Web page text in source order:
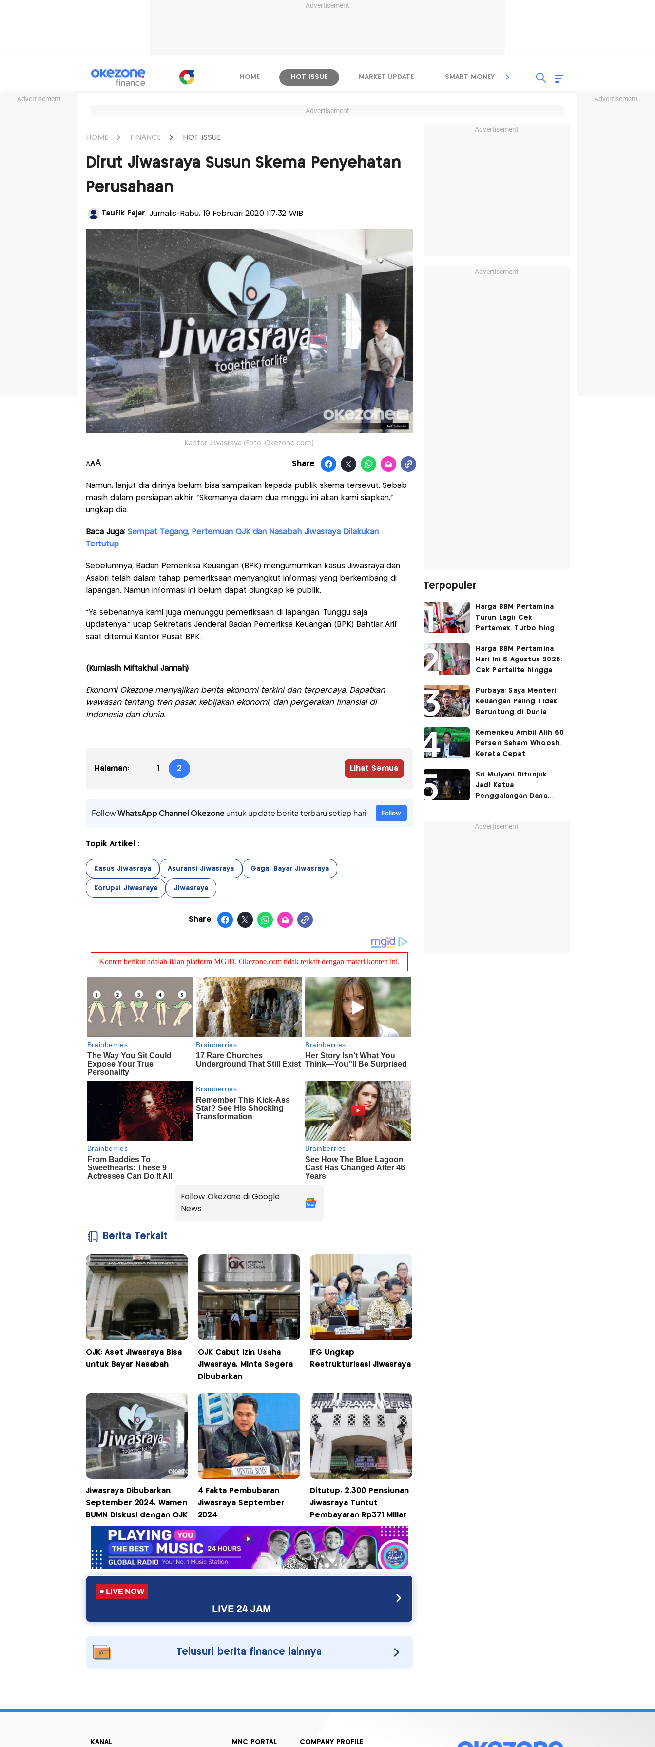
Advertisement
Advertisement Advertisement
HOME HOT ISSUE MARKET UPDATE SMART MONEY INSPIRASI BISNIS
Advertisement
HOME FINANCE HOT ISSUE
Dirut Jiwasraya Susun Skema Penyehatan
Perusahaan
Taufik Fajar, Jurnalis-Rabu, 19 Februari 2020 |17:32 WIB
Kantor Jiwasraya (Foto: Okezone.com)
AAA Share
Namun, lanjut dia dirinya belum bisa sampaikan kepada publik skema tersevut. Sebab
masih dalam persiapan akhir. "Skemanya dalam dua minggu ini akan kami siapkan,"
ungkap dia.
Baca Juga: Sempat Tegang, Pertemuan OJK dan Nasabah Jiwasraya Dilakukan
Tertutup
Sebelumnya, Badan Pemeriksa Keuangan (BPK) mengumumkan kasus Jiwasraya dan
Asabri telah dalam tahap pemeriksaan menyangkut informasi yang berkembang di
lapangan. Namun informasi ini belum dapat diungkap ke publik.
"Ya sebenarnya kami juga menunggu pemeriksaan di lapangan. Tunggu saja
updatenya," ucap Sekretaris Jenderal Badan Pemeriksa Keuangan (BPK) Bahtiar Arif
saat ditemui Kantor Pusat BPK.
(Kurniasih Miftakhul Jannah)
Ekonomi Okezone menyajikan berita ekonomi terkini dan terpercaya. Dapatkan
wawasan tentang tren pasar, kebijakan ekonomi, dan pergerakan finansial di
Indonesia dan dunia.
Halaman: 1 2 Lihat Semua
FollowWhatsApp Channel Okezoneuntuk update berita terbaru setiap hari Follow
Topik Artikel :
Kasus Jiwasraya Asuransi Jiwasraya Gagal Bayar Jiwasraya
Korupsi Jiwasraya Jiwasraya
Share
Follow Okezone di Google
News
Berita Terkait
OJK: Aset Jiwasraya Bisa
untuk Bayar Nasabah
OJK Cabut Izin Usaha
Jiwasraya, Minta Segera
Dibubarkan
IFG Ungkap
Restrukturisasi Jiwasraya
Jiwasraya Dibubarkan
September 2024, Wamen
BUMN Diskusi dengan OJK
4 Fakta Pembubaran
Jiwasraya September
2024
Ditutup, 2.300 Pensiunan
Jiwasraya Tuntut
Pembayaran Rp371 Miliar
LIVE NOW
LIVE 24 JAM
Telusuri berita finance lainnya
Advertisement
Advertisement
Terpopuler
Harga BBM Pertamina
Turun Lagi! Cek
Pertamax, Turbo hingga
Agustus 2026
Harga BBM Pertamina
Hari Ini 5 Agustus 2026:
Cek Pertalite hingga
Turun
Purbaya: Saya Menteri
Keuangan Paling Tidak
Beruntung di Dunia
Kemenkeu Ambil Alih 60
Persen Saham Whoosh,
Kereta Cepat
Surabaya
Sri Mulyani Ditunjuk
Jadi Ketua
Penggalangan Dana
Advertisement
KANAL MNC PORTAL COMPANY PROFILE